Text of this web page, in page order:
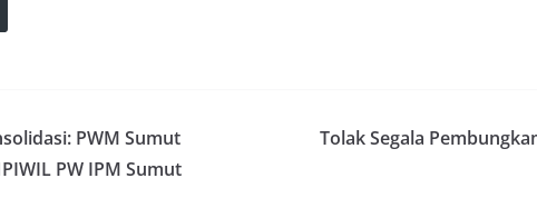
PWM Sumut
PW IPM Sumut
Tolak Segala